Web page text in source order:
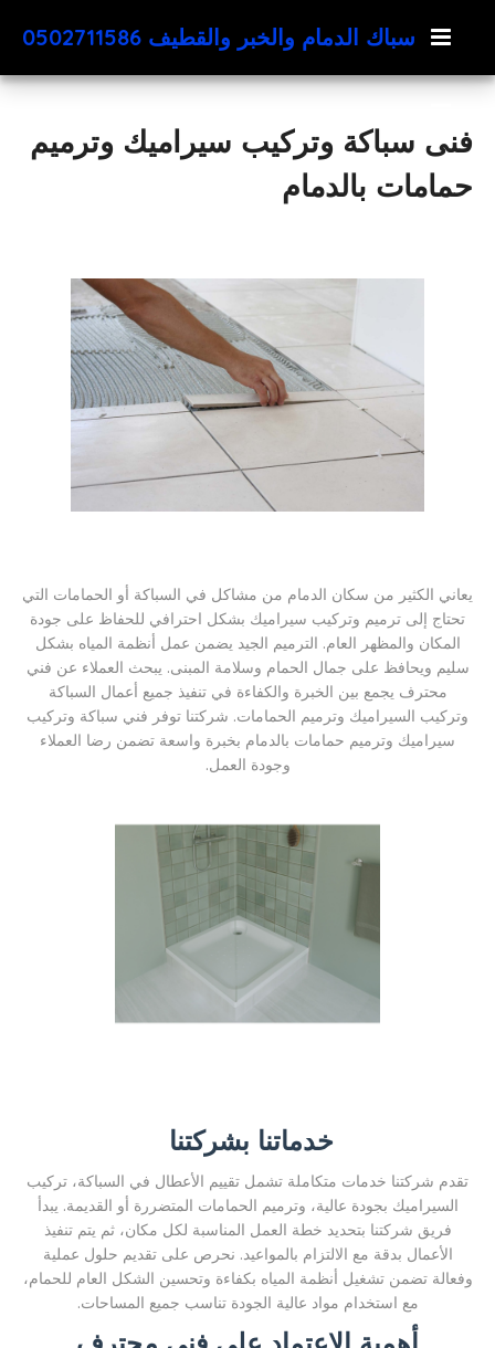
سباك الدمام والخبر والقطيف 0502711586
فنى سباكة وتركيب سيراميك وترميم
حمامات بالدمام
يعاني الكثير من سكان الدمام من مشاكل في السباكة أو الحمامات التي
تحتاج إلى ترميم وتركيب سيراميك بشكل احترافي للحفاظ على جودة
المكان والمظهر العام. الترميم الجيد يضمن عمل أنظمة المياه بشكل
سليم ويحافظ على جمال الحمام وسلامة المبنى. يبحث العملاء عن فني
محترف يجمع بين الخبرة والكفاءة في تنفيذ جميع أعمال السباكة
وتركيب السيراميك وترميم الحمامات. شركتنا توفر فني سباكة وتركيب
سيراميك وترميم حمامات بالدمام بخبرة واسعة تضمن رضا العملاء
وجودة العمل.
خدماتنا بشركتنا
تقدم شركتنا خدمات متكاملة تشمل تقييم الأعطال في السباكة، تركيب
السيراميك بجودة عالية، وترميم الحمامات المتضررة أو القديمة. يبدأ
فريق شركتنا بتحديد خطة العمل المناسبة لكل مكان، ثم يتم تنفيذ
الأعمال بدقة مع الالتزام بالمواعيد. نحرص على تقديم حلول عملية
وفعالة تضمن تشغيل أنظمة المياه بكفاءة وتحسين الشكل العام للحمام،
مع استخدام مواد عالية الجودة تناسب جميع المساحات.